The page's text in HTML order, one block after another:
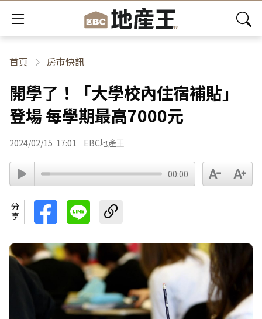
首頁 房市快訊
開學了！「大學校內住宿補貼」
登場 每學期最高7000元
2024/02/15 17:01 EBC地產王
00:00
分享